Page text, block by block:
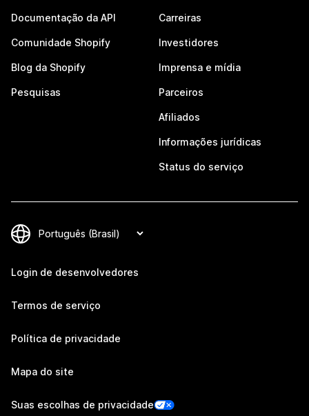
Documentação da API
Comunidade Shopify
Blog da Shopify
Pesquisas
Carreiras
Investidores
Imprensa e mídia
Parceiros
Afiliados
Informações jurídicas
Status do serviço
Login de desenvolvedores
Termos de serviço
Política de privacidade
Mapa do site
Suas escolhas de privacidade